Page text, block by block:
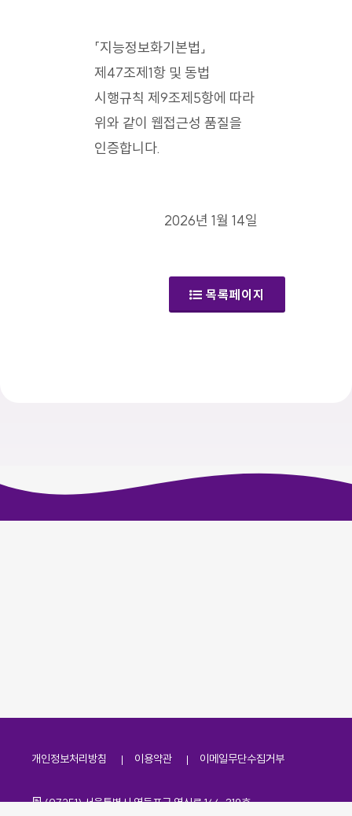
「지능정보화기본법」
제47조제1항 및 동법
시행규칙 제9조제5항에 따라
위와 같이 웹접근성 품질을
인증합니다.
2026년 1월 14일
목록페이지
개인정보처리방침 이용약관 이메일무단수집거부
주소
(07251) 서울특별시 영등포구 영신로 166, 319호